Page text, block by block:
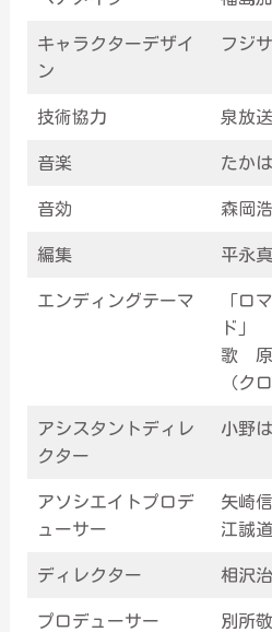
キャラクターデザイ
ン
フジ
技術協力 泉放
音楽 たか
音効 森岡
編集 平永真
エンディングテーマ
「ロ
ド」
歌 原
（ク
アシスタントディレ
クター
小野
アソシエイトプロデ
ューサー
矢崎
江誠道
ディレクター 相沢
プロデューサー 別所